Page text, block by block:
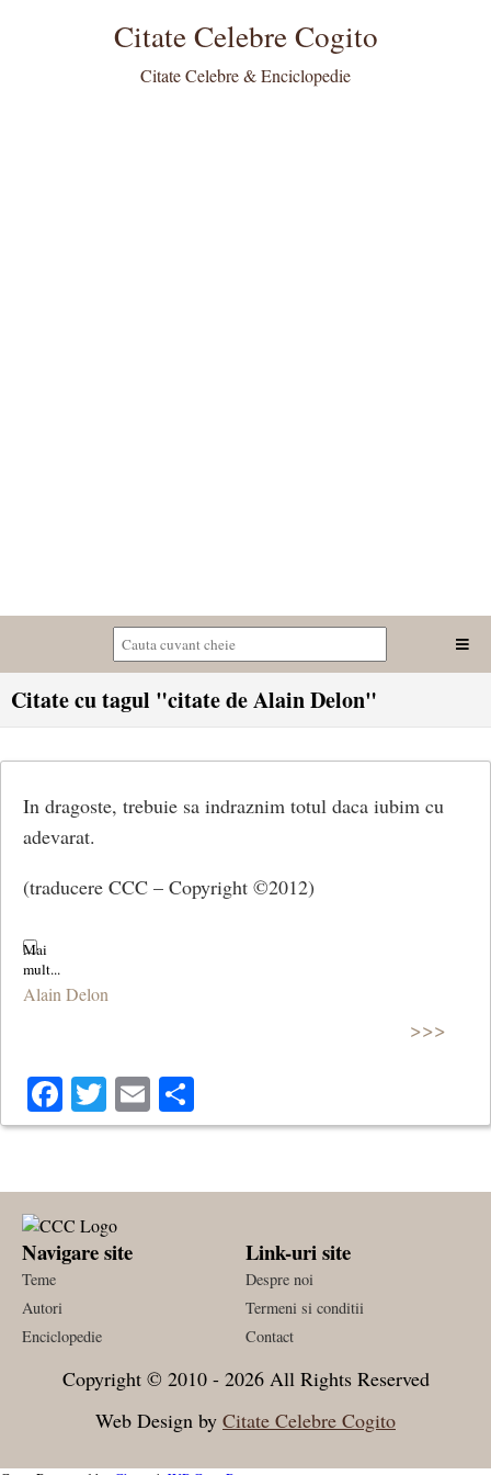
Citate Celebre Cogito
Citate Celebre & Enciclopedie
Citate cu tagul "citate de Alain Delon"
In dragoste, trebuie sa indraznim totul daca iubim cu
adevarat.
(traducere CCC – Copyright ©2012)
Alain Delon
>>>
Facebook
Twitter
Email
Navigare site
Teme
Autori
Enciclopedie
Link-uri site
Despre noi
Termeni si conditii
Contact
Copyright © 2010 - 2026 All Rights Reserved
Web Design by Citate Celebre Cogito